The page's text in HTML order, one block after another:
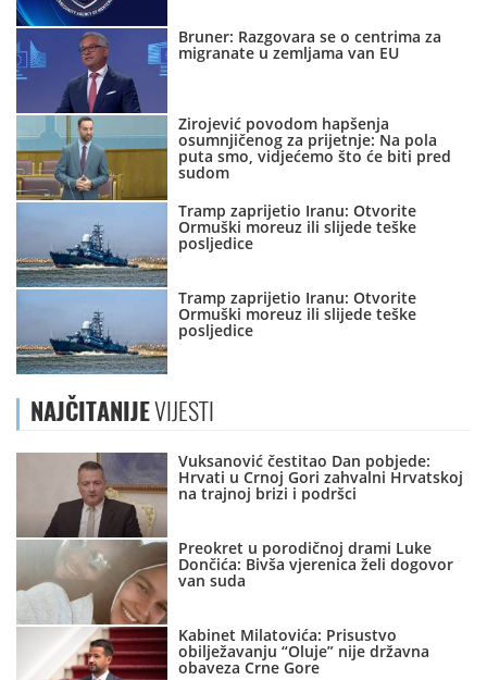
Bruner: Razgovara se o centrima za
migranate u zemljama van EU
Zirojević povodom hapšenja
osumnjičenog za prijetnje: Na pola
puta smo, vidjećemo što će biti pred
sudom
Tramp zaprijetio Iranu: Otvorite
Ormuški moreuz ili slijede teške
posljedice
Tramp zaprijetio Iranu: Otvorite
Ormuški moreuz ili slijede teške
posljedice
NAJČITANIJEVIJESTI
Vuksanović čestitao Dan pobjede:
Hrvati u Crnoj Gori zahvalni Hrvatskoj
na trajnoj brizi i podršci
Preokret u porodičnoj drami Luke
Dončića: Bivša vjerenica želi dogovor
van suda
Kabinet Milatovića: Prisustvo
obilježavanju “Oluje” nije državna
obaveza Crne Gore